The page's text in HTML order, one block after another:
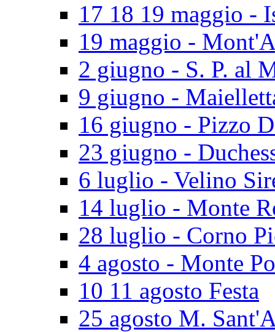
17 18 19 maggio -
19 maggio -
2 giugno - S. P. al
9 giugno -
16 giugno - Pizzo
23 giugno -
6 luglio - Velino
14 luglio - Monte
28 luglio - Corno
4 agosto - Monte
10 11 agosto Festa
25 agosto M.